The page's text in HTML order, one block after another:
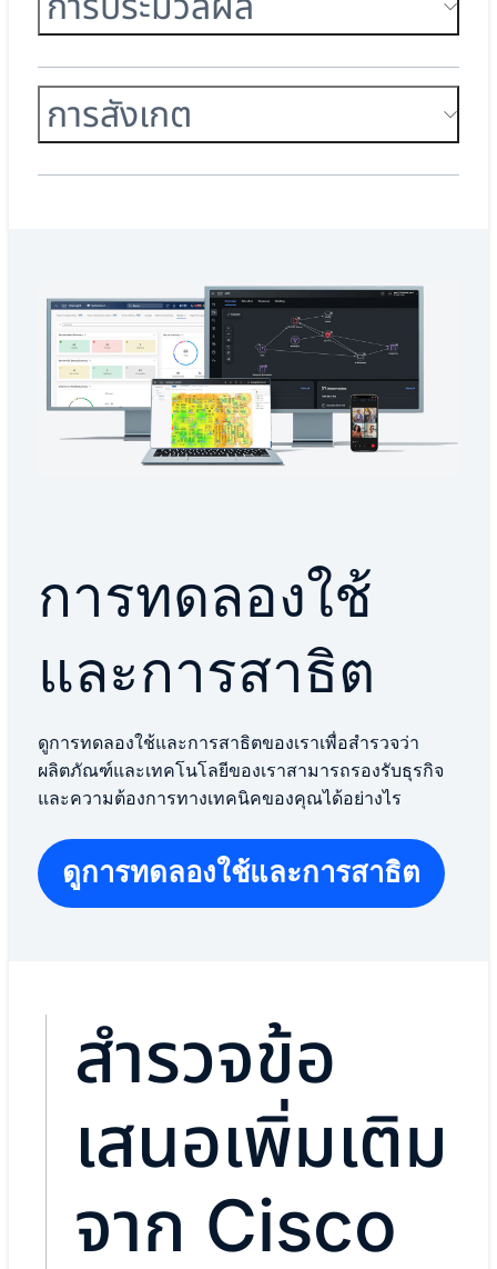
การสังเกต
การทดลองใช้
และการสาธิต
ดูการทดลองใช้และการสาธิตของเราเพื่อสำรวจว่า
ผลิตภัณฑ์และเทคโนโลยีของเราสามารถรองรับธุรกิจ
และความต้องการทางเทคนิคของคุณได้อย่างไร
ดูการทดลองใช้และการสาธิต
สำรวจข้อ
เสนอเพิ่มเติม
จาก Cisco